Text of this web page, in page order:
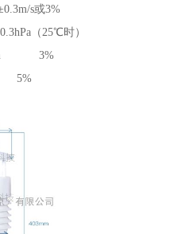
s或3%
（25℃时）
3%
5%